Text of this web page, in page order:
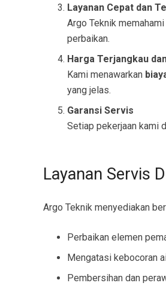
Layanan Cepat dan
Argo Teknik
perbaikan.
Harga Terjangkau
Kami menawarkan
yang jelas.
Garansi Servis
Setiap pekerjaan kami
Layanan Servis
Argo Teknik menyediakan
Perbaikan elemen
Mengatasi kebocoran
Pembersihan dan